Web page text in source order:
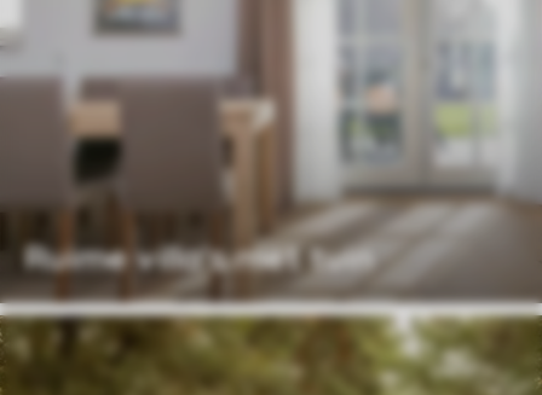
Ruime villa's met tuin